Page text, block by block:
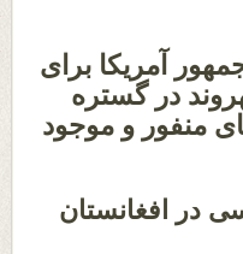
آمریکا برای
با پدیداری شهروند در گستره
منفور و موجود
در افغانستان